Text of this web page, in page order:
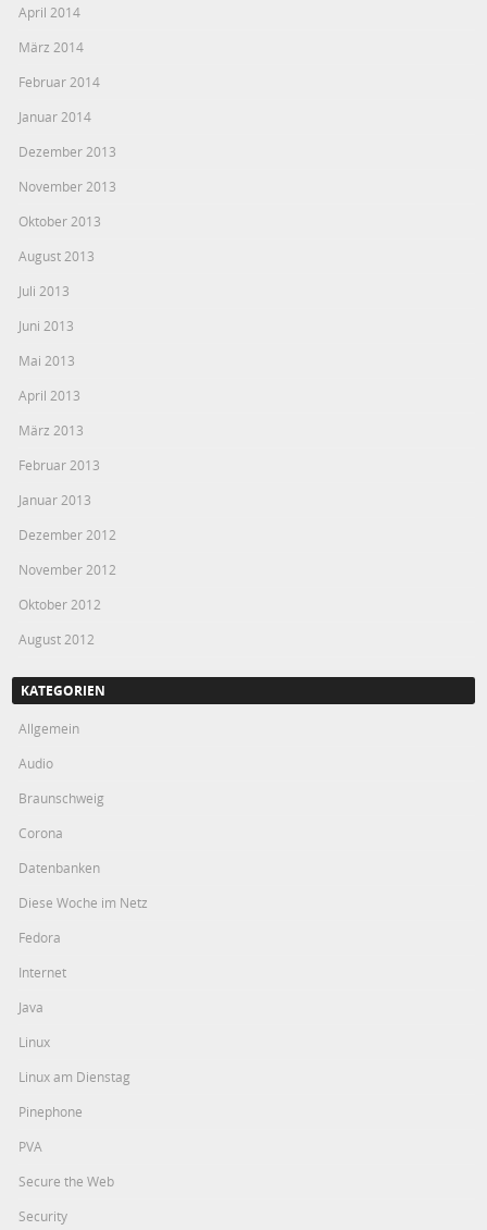
April 2014
März 2014
Februar 2014
Januar 2014
Dezember 2013
November 2013
Oktober 2013
August 2013
Juli 2013
Juni 2013
Mai 2013
April 2013
März 2013
Februar 2013
Januar 2013
Dezember 2012
November 2012
Oktober 2012
August 2012
KATEGORIEN
Allgemein
Audio
Braunschweig
Corona
Datenbanken
Diese Woche im Netz
Fedora
Internet
Java
Linux
Linux am Dienstag
Pinephone
PVA
Secure the Web
Security